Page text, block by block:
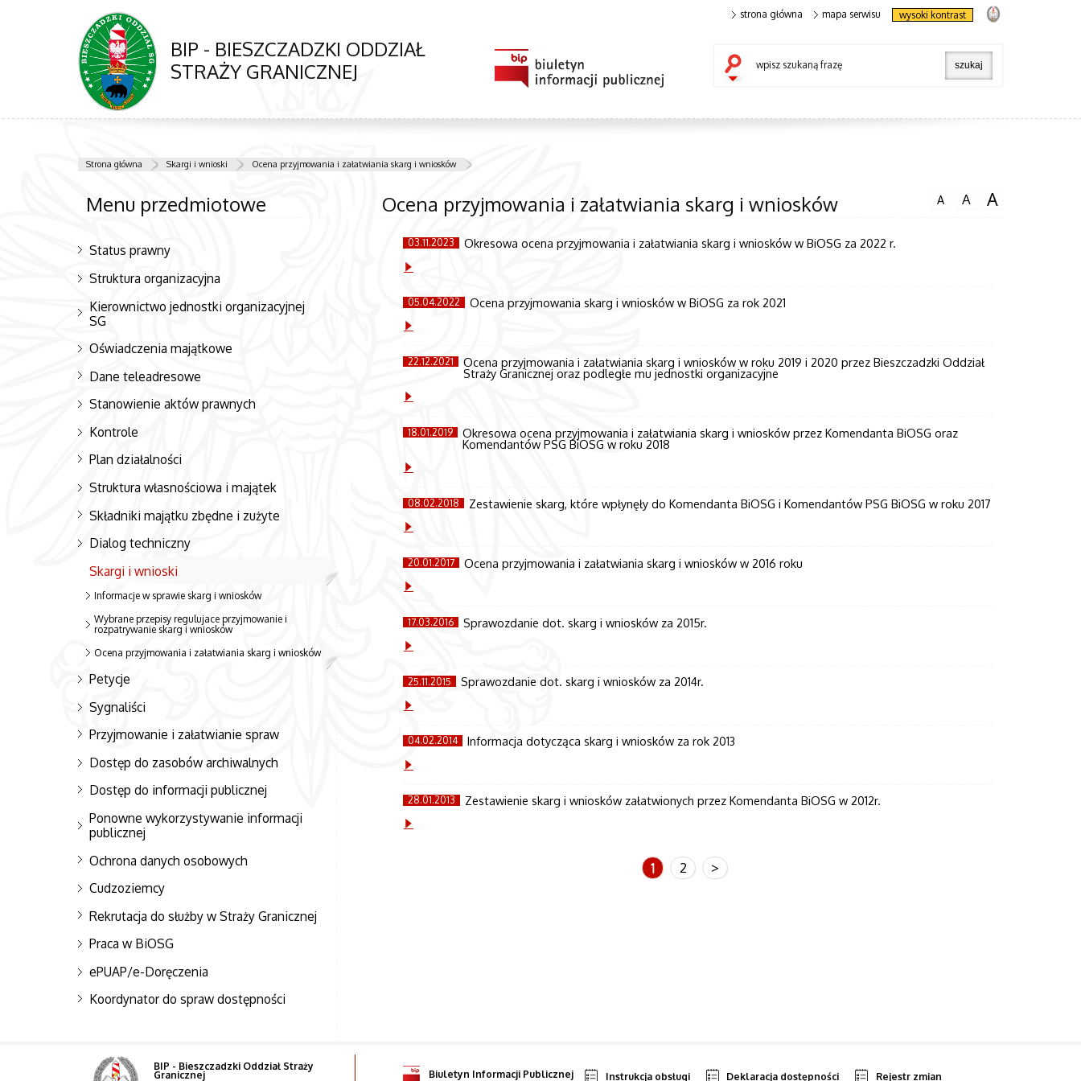
BIP - BIESZCZADZKI ODDZIAŁ
STRAŻY GRANICZNEJ
strona główna mapa serwisu wysoki kontrast
wpisz szukaną frazę
Strona główna Skargi i wnioski Ocena przyjmowania i załatwiania skarg i wniosków
Menu przedmiotowe
Status prawny
Struktura organizacyjna
Kierownictwo jednostki organizacyjnej
SG
Oświadczenia majątkowe
Dane teleadresowe
Stanowienie aktów prawnych
Kontrole
Plan działalności
Struktura własnościowa i majątek
Składniki majątku zbędne i zużyte
Dialog techniczny
Skargi i wnioski
Informacje w sprawie skarg i wniosków
Wybrane przepisy regulujace przyjmowanie i
rozpatrywanie skarg i wniosków
Ocena przyjmowania i załatwiania skarg i wniosków
Petycje
Sygnaliści
Przyjmowanie i załatwianie spraw
Dostęp do zasobów archiwalnych
Dostęp do informacji publicznej
Ponowne wykorzystywanie informacji
publicznej
Ochrona danych osobowych
Cudzoziemcy
Rekrutacja do służby w Straży Granicznej
Praca w BiOSG
ePUAP/e-Doręczenia
Koordynator do spraw dostępności
Ocena przyjmowania i załatwiania skarg i wniosków A A A
03.11.2023 Okresowa ocena przyjmowania i załatwiania skarg i wniosków w BiOSG za 2022 r.
05.04.2022 Ocena przyjmowania skarg i wniosków w BiOSG za rok 2021
22.12.2021 Ocena przyjmowania i załatwiania skarg i wniosków w roku 2019 i 2020 przez Bieszczadzki Oddział
Straży Granicznej oraz podległe mu jednostki organizacyjne
18.01.2019 Okresowa ocena przyjmowania i załatwiania skarg i wniosków przez Komendanta BiOSG oraz
Komendantów PSG BiOSG w roku 2018
08.02.2018 Zestawienie skarg, które wpłynęły do Komendanta BiOSG i Komendantów PSG BiOSG w roku 2017
20.01.2017 Ocena przyjmowania i załatwiania skarg i wniosków w 2016 roku
17.03.2016 Sprawozdanie dot. skarg i wniosków za 2015r.
25.11.2015 Sprawozdanie dot. skarg i wniosków za 2014r.
04.02.2014 Informacja dotycząca skarg i wniosków za rok 2013
28.01.2013 Zestawienie skarg i wniosków załatwionych przez Komendanta BiOSG w 2012r.
1 2 >
BIP - Bieszczadzki Oddział Straży
Granicznej Biuletyn Informacji Publicznej Instrukcja obsługi Deklaracja dostępności Rejestr zmian